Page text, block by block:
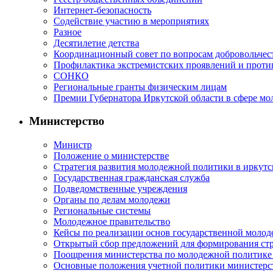
Интернет-безопасность
Содействие участию в мероприятиях
Разное
Десятилетие детства
Координационный совет по вопросам
Профилактика экстремистских проявлений и
СОНКО
Региональные гранты физическим лицам
Премии Губернатора Иркутской области в сфере
Министерство
Министр
Положение о министерстве
Стратегия развития молодежной политики в
Государственная гражданская служба
Подведомственные учреждения
Органы по делам молодежи
Региональные системы
Молодежное правительство
Кейсы по реализации основ государственной
Открытый сбор предложений для формирования
Поощрения министерства по молодежной политике
Основные положения учетной политики